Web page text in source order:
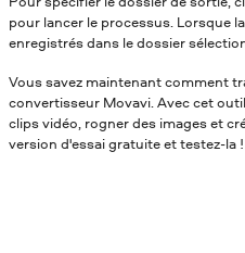
pour lancer le processus. Lorsque
enregistrés dans le dossier
Vous savez maintenant comment
convertisseur Movavi. Avec cet
clips vidéo, rogner des images et
version d'essai gratuite et testez-la !